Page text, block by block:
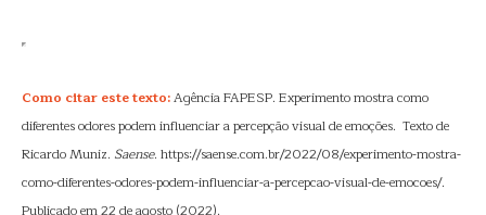
Como citar este texto:Agência FAPESP. Experimento mostra como
diferentes odores podem influenciar a percepção visual de emoções. Texto de
Ricardo Muniz. Saense. https://saense.com.br/2022/08/experimento-mostra-
como-diferentes-odores-podem-influenciar-a-percepcao-visual-de-emocoes/.
Publicado em 22 de agosto (2022).